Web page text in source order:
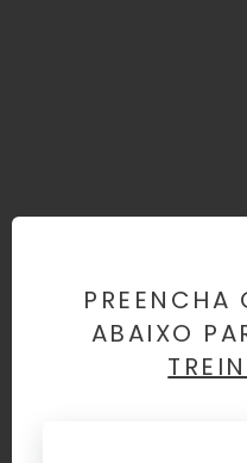
PREENCHA
ABAIXO